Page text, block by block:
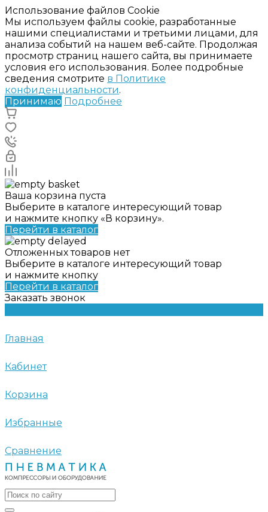
Использование файлов Cookie
Мы используем файлы cookie, разработанные
нашими специалистами и третьими лицами, для
анализа событий на нашем веб-сайте. Продолжая
просмотр страниц нашего сайта, вы принимаете
условия его использования. Более подробные
сведения смотрите в Политике
конфиденциальности.
Принимаю Подробнее
Ваша корзина пуста
Выберите в каталоге интересующий товар
и нажмите кнопку «В корзину».
Перейти в каталог
Отложенных товаров нет
Выберите в каталоге интересующий товар
и нажмите кнопку
Перейти в каталог
Заказать звонок
Главная
Кабинет
Корзина
Избранные
Сравнение